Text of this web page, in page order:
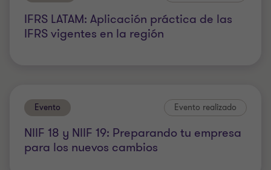
IFRS LATAM: Aplicación práctica de las
IFRS vigentes en la región
Evento Evento realizado
NIIF 18 y NIIF 19: Preparando tu empresa
para los nuevos cambios